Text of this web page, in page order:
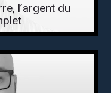
l’argent du